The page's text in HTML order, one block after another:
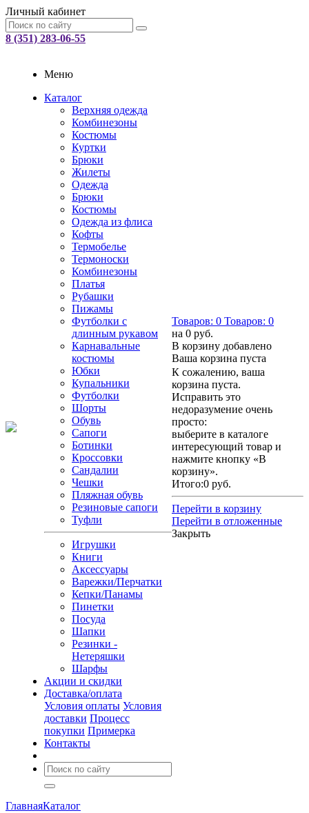
Личный кабинет
8 (351) 283-06-55
Меню
Каталог
Верхняя одежда
Комбинезоны
Костюмы
Куртки
Брюки
Жилеты
Одежда
Брюки
Костюмы
Одежда из флиса
Кофты
Термобелье
Термоноски
Комбинезоны
Платья
Рубашки
Пижамы
Футболки с
длинным рукавом
Карнавальные
костюмы
Юбки
Купальники
Футболки
Шорты
Обувь
Сапоги
Ботинки
Кроссовки
Сандалии
Чешки
Пляжная обувь
Резиновые сапоги
Туфли
Игрушки
Книги
Аксессуары
Варежки/Перчатки
Кепки/Панамы
Пинетки
Посуда
Шапки
Резинки -
Нетеряшки
Шарфы
Акции и скидки
Доставка/оплата
Условия оплаты Условия
доставки Процесс
покупки Примерка
Контакты
Товаров: 0 Товаров: 0
на 0 руб.
В корзину добавлено
Ваша корзина пуста
К сожалению, ваша
корзина пуста.
Исправить это
недоразумение очень
просто:
выберите в каталоге
интересующий товар и
нажмите кнопку «В
корзину».
Итого:0 руб.
Перейти в корзину
Перейти в отложенные
Закрыть
ГлавнаяКаталог